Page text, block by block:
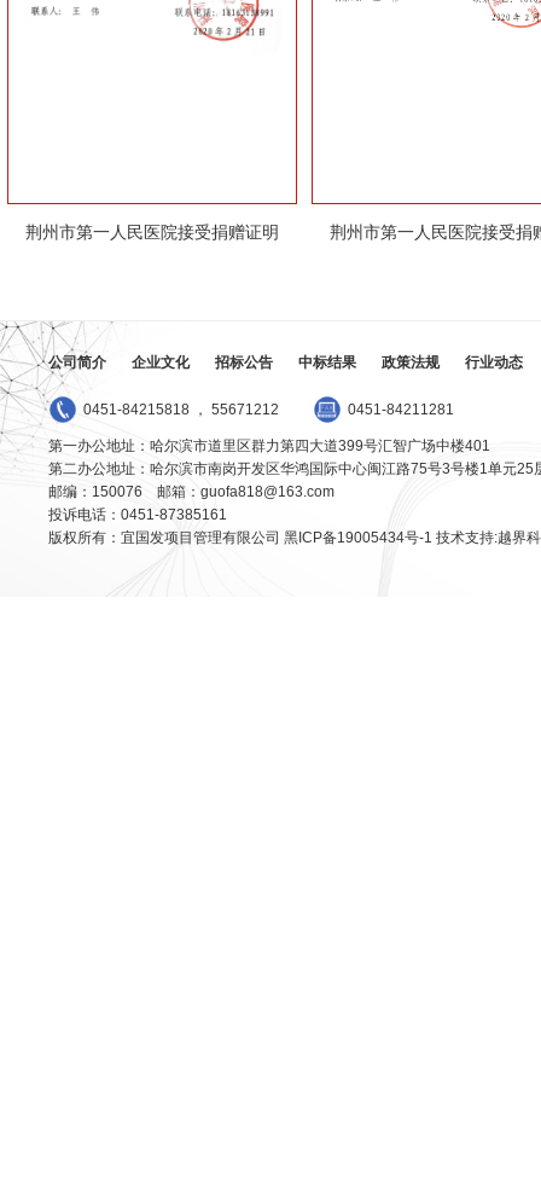
荆州市第一人民医院接受捐赠证明 荆州市第一人民医院接受捐
公司简介 企业文化 招标公告 中标结果 政策法规 行业动态
0451-84215818 ， 55671212 0451-84211281
第一办公地址：哈尔滨市道里区群力第四大道399号汇智广场中楼401
第二办公地址：哈尔滨市南岗开发区华鸿国际中心闽江路75号3号楼1单元25
邮编：150076 邮箱：guofa818@163.com
投诉电话：0451-87385161
版权所有：宜国发项目管理有限公司 黑ICP备19005434号-1 技术支持:越界